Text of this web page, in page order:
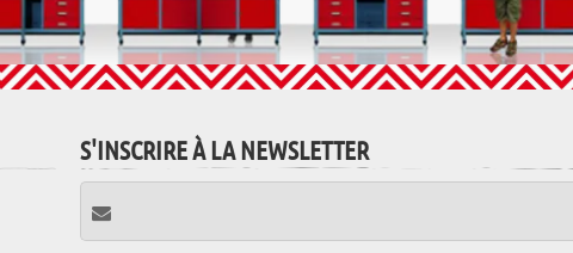
S'INSCRIRE À LA NEWSLETTER